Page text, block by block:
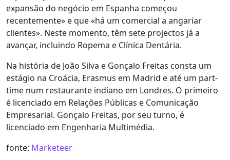
expansão do negócio em Espanha começou
recentemente» e que «há um comercial a angariar
clientes». Neste momento, têm sete projectos já a
avançar, incluindo Ropema e Clínica Dentária.
Na história de João Silva e Gonçalo Freitas consta um
estágio na Croácia, Erasmus em Madrid e até um part-
time num restaurante indiano em Londres. O primeiro
é licenciado em Relações Públicas e Comunicação
Empresarial. Gonçalo Freitas, por seu turno, é
licenciado em Engenharia Multimédia.
fonte: Marketeer